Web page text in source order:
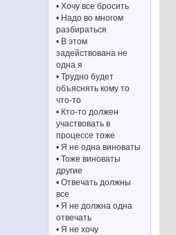
• Хочу все бросить
• Надо во многом
разбираться
• В этом
задействована не
одна я
• Трудно будет
объяснять кому то
что-то
• Кто-то должен
участвовать в
процессе тоже
• Я не одна виноваты
• Тоже виноваты
другие
• Отвечать должны
все
• Я не должна одна
отвечать
• Я не хочу